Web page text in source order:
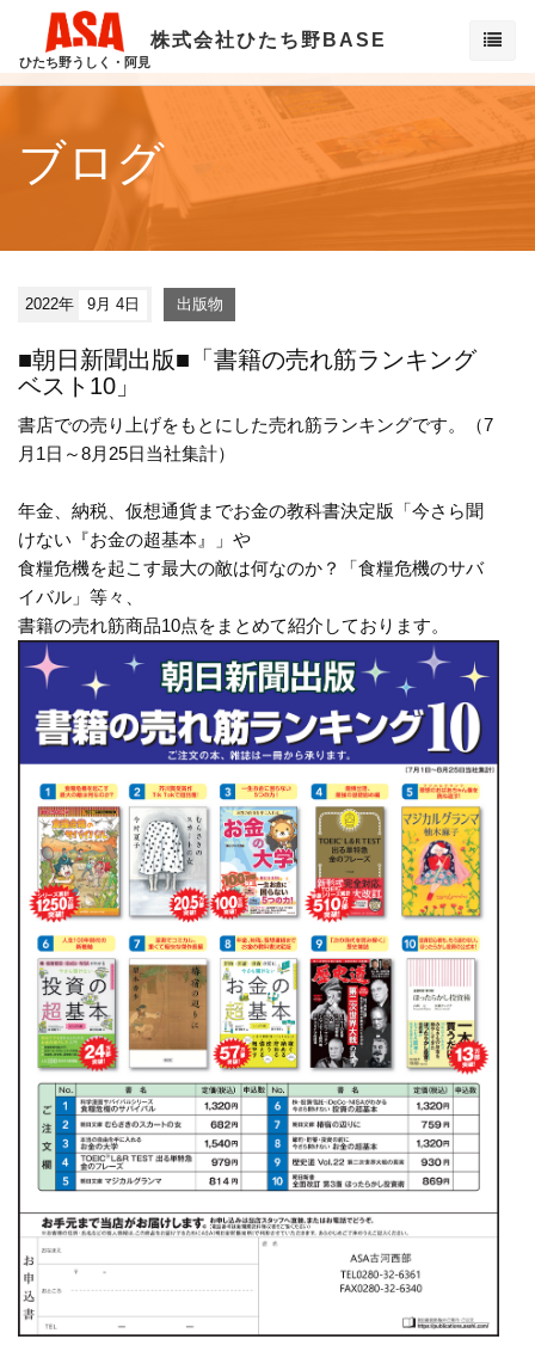
ひたち野うしく・阿見
株式会社ひたち野BASE
ブログ
2022年 9月 4日 出版物
■朝日新聞出版■「書籍の売れ筋ランキング
ベスト10」
書店での売り上げをもとにした売れ筋ランキングです。（7
月1日～8月25日当社集計）
年金、納税、仮想通貨までお金の教科書決定版「今さら聞
けない『お金の超基本』」や
食糧危機を起こす最大の敵は何なのか？「食糧危機のサバ
イバル」等々、
書籍の売れ筋商品10点をまとめて紹介しております。